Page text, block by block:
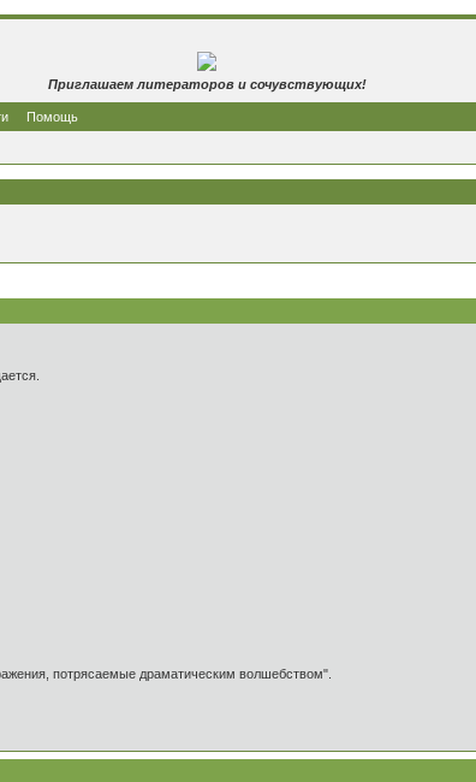
Приглашаем литераторов и сочувствующих!
Помощь
потрясаемые драматическим волшебством".